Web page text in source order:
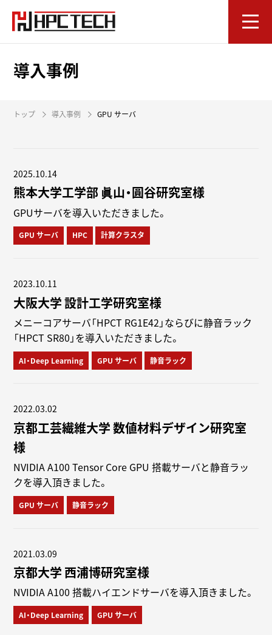
導入事例
トップ 導入事例 GPU サーバ
2025.10.14
熊本大学工学部 眞山・圓谷研究室様
GPUサーバを導入いただきました。
GPU サーバ HPC 計算クラスタ
2023.10.11
大阪大学 設計工学研究室様
メニーコアサーバ「HPCT RG1E42」ならびに静音ラック
「HPCT SR80」を導入いただきました。
AI・Deep Learning GPU サーバ 静音ラック
2022.03.02
京都工芸繊維大学 数値材料デザイン研究室
様
NVIDIA A100 Tensor Core GPU 搭載サーバと静音ラッ
クを導入頂きました。
GPU サーバ 静音ラック
2021.03.09
京都大学 西浦博研究室様
NVIDIA A100 搭載ハイエンドサーバを導入頂きました。
AI・Deep Learning GPU サーバ